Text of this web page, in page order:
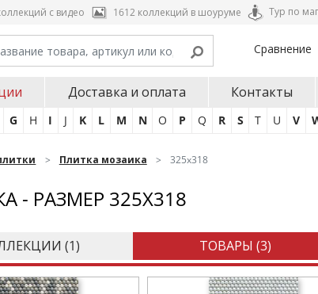
с видео 1612 коллекций в шоуруме Тур по
Сравнение
Доставка и оплата Контакты
G H I J K L M N O P Q R S T U V
Плитка мозаика 325x318
- РАЗМЕР 325X318
(1) ТОВАРЫ (3)